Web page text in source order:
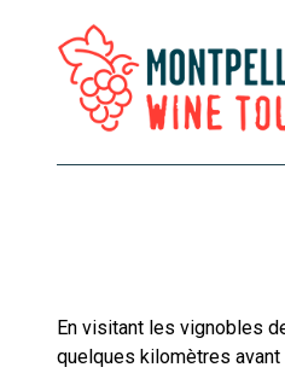
En visitant les vignobles
quelques kilomètres